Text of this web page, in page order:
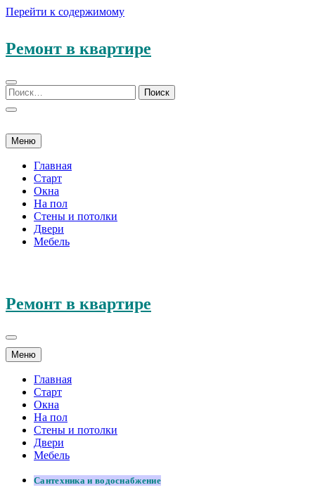
Перейти к содержимому
Ремонт в квартире
Меню
Главная
Старт
Окна
На пол
Стены и потолки
Двери
Мебель
Ремонт в квартире
Меню
Главная
Старт
Окна
На пол
Стены и потолки
Двери
Мебель
Сантехника и водоснабжение